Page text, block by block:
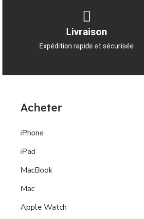
Livraison
Expédition rapide et sécurisée
Acheter
iPhone
iPad
MacBook
Mac
Apple Watch